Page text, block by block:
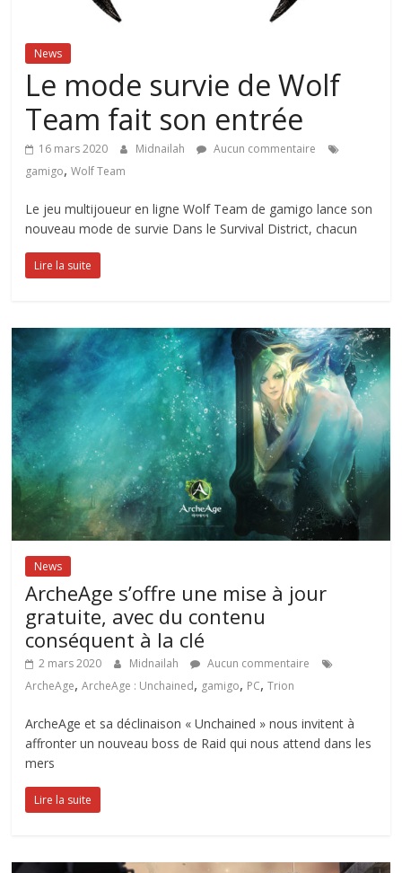
News
Le mode survie de Wolf
Team fait son entrée
16 mars 2020 Midnailah
Aucun commentaire
gamigo,Wolf Team
Le jeu multijoueur en ligne Wolf Team de gamigo lance son
nouveau mode de survie Dans le Survival District, chacun
Lire la suite
News
ArcheAge s’offre une mise à jour
gratuite, avec du contenu
conséquent à la clé
2 mars 2020 Midnailah
Aucun commentaire
ArcheAge,ArcheAge : Unchained, gamigo, PC,Trion
ArcheAge et sa déclinaison « Unchained » nous invitent à
affronter un nouveau boss de Raid qui nous attend dans les
mers
Lire la suite